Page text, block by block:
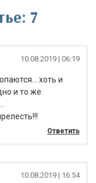
7
10.08.2019 | 06:19
хоть и
и то же
Ответить
10.08.2019 | 16:54